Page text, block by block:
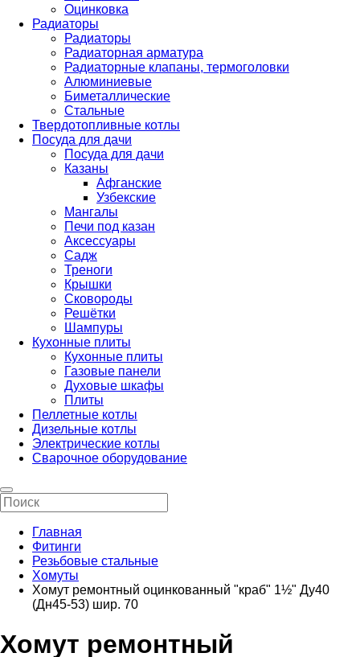
Оцинковка
Радиаторы
Радиаторы
Радиаторная арматура
Радиаторные клапаны, термоголовки
Алюминиевые
Биметаллические
Стальные
Твердотопливные котлы
Посуда для дачи
Посуда для дачи
Казаны
Афганские
Узбекские
Мангалы
Печи под казан
Аксессуары
Садж
Треноги
Крышки
Сковороды
Решётки
Шампуры
Кухонные плиты
Кухонные плиты
Газовые панели
Духовые шкафы
Плиты
Пеллетные котлы
Дизельные котлы
Электрические котлы
Сварочное оборудование
Главная
Фитинги
Резьбовые стальные
Хомуты
Хомут ремонтный оцинкованный "краб" 1½" Ду40
(Дн45-53) шир. 70
Хомут ремонтный